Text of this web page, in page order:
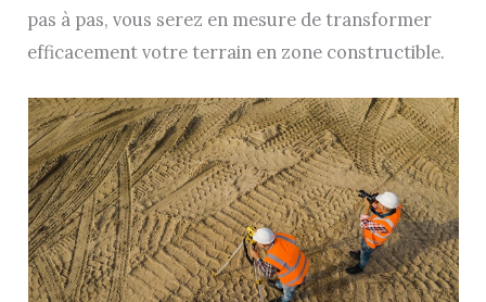
pas à pas, vous serez en mesure de transformer
efficacement votre terrain en zone constructible.